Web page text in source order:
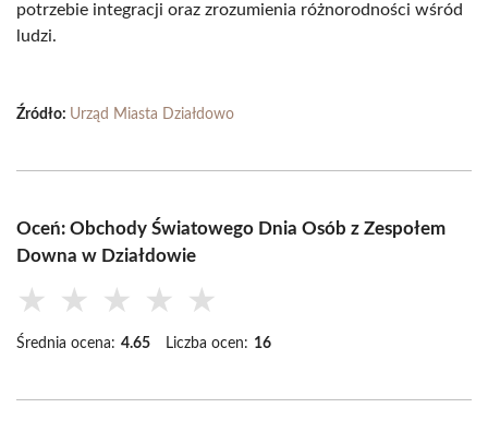
potrzebie integracji oraz zrozumienia różnorodności wśród
ludzi.
Źródło: Urząd Miasta Działdowo
Oceń: Obchody Światowego Dnia Osób z Zespołem
Downa w Działdowie
★ ★ ★ ★ ★
Średnia ocena: 4.65 Liczba ocen: 16